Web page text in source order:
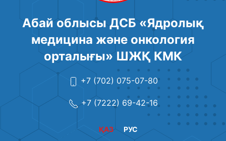
Абай облысы ДСБ «Ядролық
медицина және онкология
орталығы» ШЖҚ КМК
+7 (702) 075-07-80
+7 (7222) 69-42-16
РУС
ҚАЗ